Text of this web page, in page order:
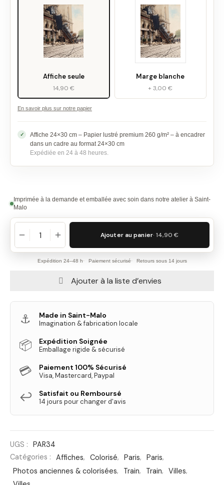
Affiche seule
14,90 €
Marge blanche
+ 3,00 €
En savoir plus sur notre papier
Affiche 24×30 cm – Papier lustré premium 260 g/m² – à encadrer
dans un cadre au format 24×30 cm
Expédiée en 24 à 48 heures.
Imprimée à la demande et emballée avec soin dans notre atelier à Saint-
Malo
Ajouter au panier· 14,90 €
Expédition 24–48 h Paiement sécurisé Retours sous 14 jours
Ajouter à la liste d’envies
⚓ Made in Saint-Malo
Imagination & fabrication locale
📦 Expédition Soignée
Emballage rigide & sécurisé
💳 Paiement 100% Sécurisé
Visa, Mastercard, Paypal
↩️ Satisfait ou Remboursé
14 jours pour changer d'avis
UGS :
PAR34
Catégories :
Affiches, Colorisé, Paris, Paris,
Photos anciennes & colorisées, Train, Train, Villes,